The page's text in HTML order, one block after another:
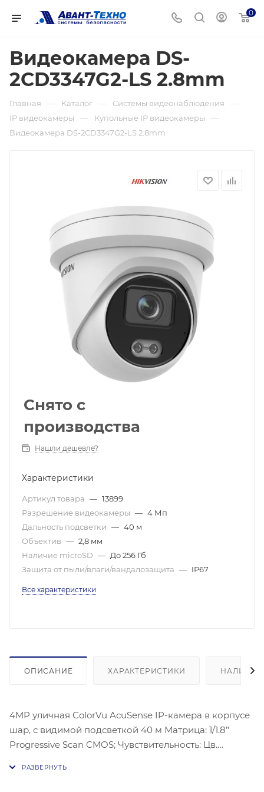
0
Видеокамера DS-
2CD3347G2-LS 2.8mm
Главная — Каталог — Системы видеонаблюдения —
IP видеокамеры — Купольные IP видеокамеры —
Видеокамера DS-2CD3347G2-LS 2.8mm
Снято с
производства
Нашли дешевле?
Характеристики
Артикул товара — 13899
Разрешение видеокамеры — 4 Мп
Дальность подсветки — 40 м
Объектив — 2,8 мм
Наличие microSD — До 256 Гб
Защита от пыли/влаги/вандалозащита — IP67
Все характеристики
ОПИСАНИЕ ХАРАКТЕРИСТИКИ НАЛИЧИЕ
4MP уличная ColorVu AcuSense IP-камера в корпусе
шар, с видимой подсветкой 40 м Матрица: 1/1.8’’
Progressive Scan CMOS; Чувствительность: Цв.